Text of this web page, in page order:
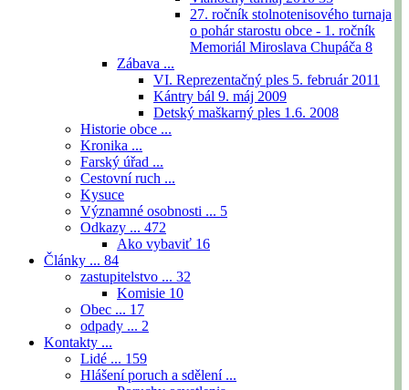
27. ročník stolnotenisového turnaja
o pohár starostu obce - 1. ročník
Memoriál Miroslava Chupáča 8
Zábava ...
VI. Reprezentačný ples 5. február 2011
Kántry bál 9. máj 2009
Detský maškarný ples 1.6. 2008
Historie obce ...
Kronika ...
Farský úřad ...
Cestovní ruch ...
Kysuce
Významné osobnosti ... 5
Odkazy ... 472
Ako vybaviť 16
Články ... 84
zastupitelstvo ... 32
Komisie 10
Obec ... 17
odpady ... 2
Kontakty ...
Lidé ... 159
Hlášení poruch a sdělení ...